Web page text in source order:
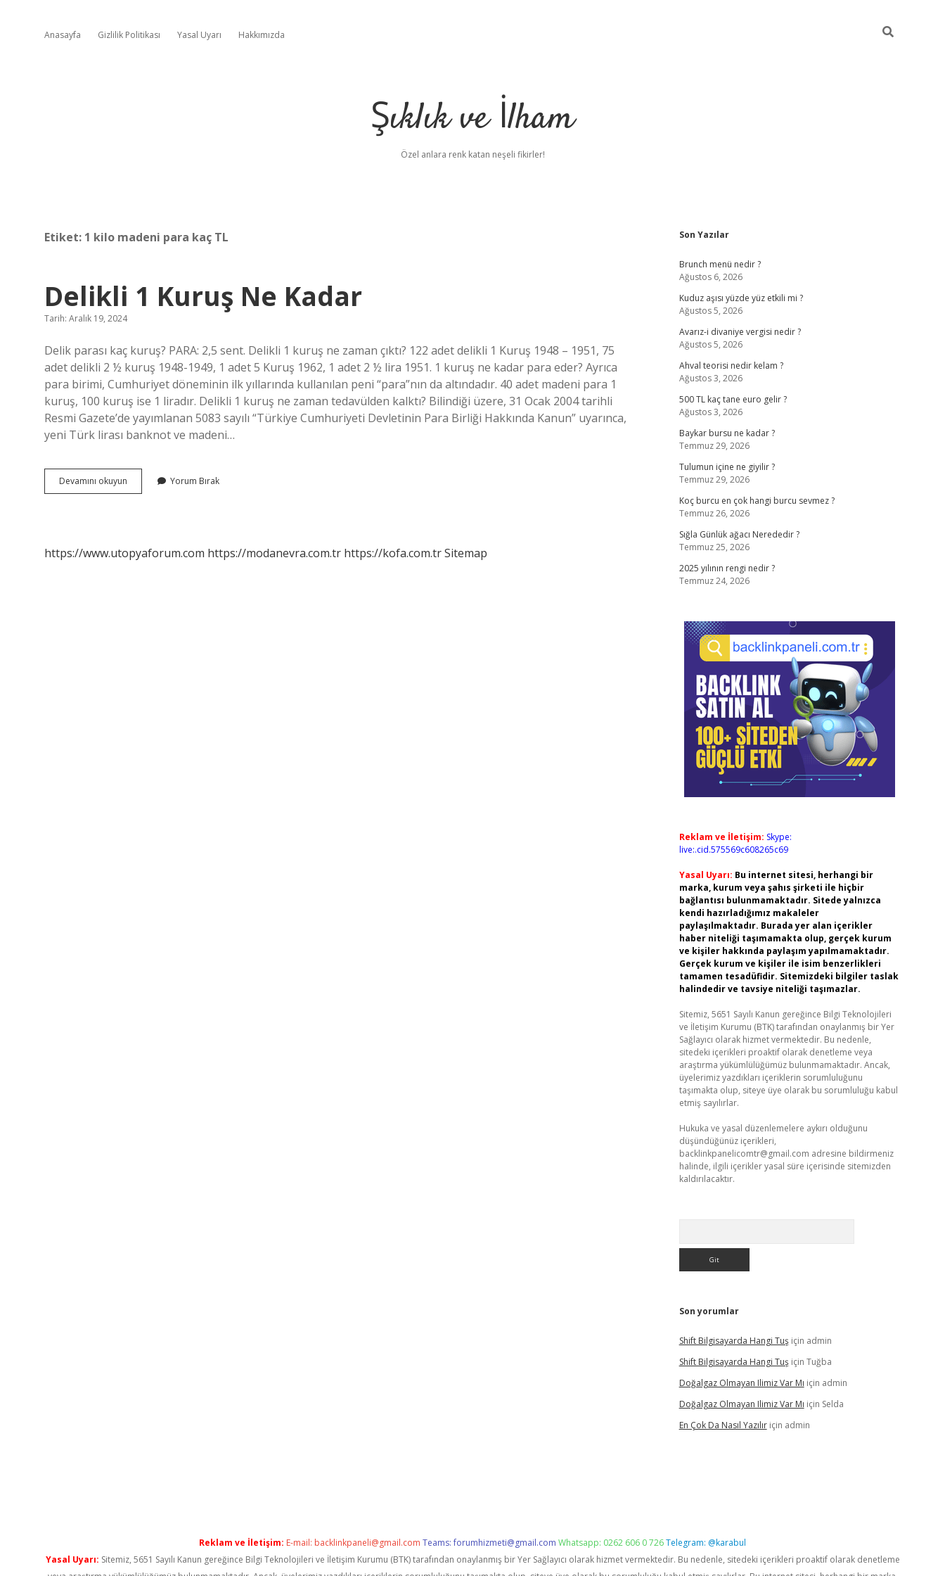
Anasayfa Gizlilik Politikası Yasal Uyarı Hakkımızda
Şıklık ve İlham
Özel anlara renk katan neşeli fikirler!
Etiket: 1 kilo madeni para kaç TL
Delikli 1 Kuruş Ne Kadar
Tarih: Aralık 19, 2024
Delik parası kaç kuruş? PARA: 2,5 sent. Delikli 1 kuruş ne zaman çıktı? 122 adet delikli 1 Kuruş 1948 – 1951, 75
adet delikli 2 ½ kuruş 1948-1949, 1 adet 5 Kuruş 1962, 1 adet 2 ½ lira 1951. 1 kuruş ne kadar para eder? Ayrıca
para birimi, Cumhuriyet döneminin ilk yıllarında kullanılan peni “para”nın da altındadır. 40 adet madeni para 1
kuruş, 100 kuruş ise 1 liradır. Delikli 1 kuruş ne zaman tedavülden kalktı? Bilindiği üzere, 31 Ocak 2004 tarihli
Resmi Gazete’de yayımlanan 5083 sayılı “Türkiye Cumhuriyeti Devletinin Para Birliği Hakkında Kanun” uyarınca,
yeni Türk lirası banknot ve madeni…
Devamını okuyun
1
Yorum Bırak
https://www.utopyaforum.com https://modanevra.com.tr https://kofa.com.trSitemap
Sidebar
Son Yazılar
Brunch menü nedir ?
Ağustos 6, 2026
Kuduz aşısı yüzde yüz etkili mi ?
Ağustos 5, 2026
Avarız-i divaniye vergisi nedir ?
Ağustos 5, 2026
Ahval teorisi nedir kelam ?
Ağustos 3, 2026
500 TL kaç tane euro gelir ?
Ağustos 3, 2026
Baykar bursu ne kadar ?
Temmuz 29, 2026
Tulumun içine ne giyilir ?
Temmuz 29, 2026
Koç burcu en çok hangi burcu sevmez ?
Temmuz 26, 2026
Sığla Günlük ağacı Nerededir ?
Temmuz 25, 2026
2025 yılının rengi nedir ?
Temmuz 24, 2026
Reklam ve İletişim: Skype:
live:.cid.575569c608265c69
Yasal Uyarı: Bu internet sitesi, herhangi bir
marka, kurum veya şahıs şirketi ile hiçbir
bağlantısı bulunmamaktadır. Sitede yalnızca
kendi hazırladığımız makaleler
paylaşılmaktadır. Burada yer alan içerikler
haber niteliği taşımamakta olup, gerçek kurum
ve kişiler hakkında paylaşım yapılmamaktadır.
Gerçek kurum ve kişiler ile isim benzerlikleri
tamamen tesadüfidir. Sitemizdeki bilgiler taslak
halindedir ve tavsiye niteliği taşımazlar.
Sitemiz, 5651 Sayılı Kanun gereğince Bilgi Teknolojileri
ve İletişim Kurumu (BTK) tarafından onaylanmış bir Yer
Sağlayıcı olarak hizmet vermektedir. Bu nedenle,
sitedeki içerikleri proaktif olarak denetleme veya
araştırma yükümlülüğümüz bulunmamaktadır. Ancak,
üyelerimiz yazdıkları içeriklerin sorumluluğunu
taşımakta olup, siteye üye olarak bu sorumluluğu kabul
etmiş sayılırlar.
Hukuka ve yasal düzenlemelere aykırı olduğunu
düşündüğünüz içerikleri,
backlinkpanelicomtr@gmail.com adresine bildirmeniz
halinde, ilgili içerikler yasal süre içerisinde sitemizden
kaldırılacaktır.
Son yorumlar
Shift Bilgisayarda Hangi Tuşiçin admin
Shift Bilgisayarda Hangi Tuşiçin Tuğba
Doğalgaz Olmayan Ilimiz Var Mı için admin
Doğalgaz Olmayan Ilimiz Var Mı için Selda
En Çok Da Nasıl Yazılıriçin admin
Reklam ve İletişim: E-mail: backlinkpaneli@gmail.com Teams:forumhizmeti@gmail.com Whatsapp: 0262 606 0 726Telegram: @karabul
Yasal Uyarı: Sitemiz, 5651 Sayılı Kanun gereğince Bilgi Teknolojileri ve İletişim Kurumu (BTK) tarafından onaylanmış bir Yer Sağlayıcı olarak hizmet vermektedir. Bu nedenle, sitedeki içerikleri proaktif olarak denetleme